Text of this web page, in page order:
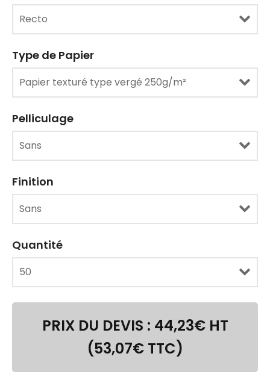
Type de Papier
Pelliculage
Finition
Quantité
PRIX DU DEVIS : 44,23€ HT
(53,07€ TTC)